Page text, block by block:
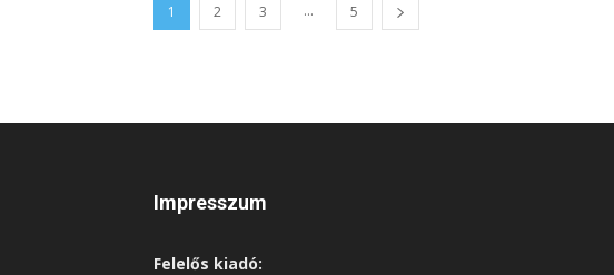
1 2 3 ... 5
Impresszum
Felelős kiadó: